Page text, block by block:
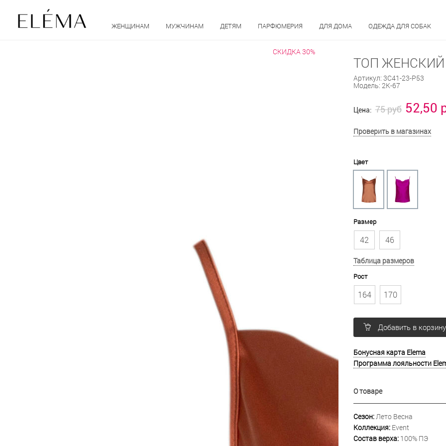
ЖЕНЩИНАМ МУЖЧИНАМ ДЕТЯМ ПАРФЮМЕРИЯ ДЛЯ ДОМА ОДЕЖДА ДЛЯ СОБАК
СКИДКА 30%
ТОП ЖЕНСКИЙ
Артикул: 3С41-23-Р53
Модель: 2К-67
Цена: 75 руб 52,50
Проверить в магазинах
Цвет
Размер
42 46
Таблица размеров
Рост
164 170
Добавить в корзину
Бонусная карта Elema
Программа лояльности
О товаре
Сезон:Лето Весна
Коллекция:Event
Состав верха:100% ПЭ